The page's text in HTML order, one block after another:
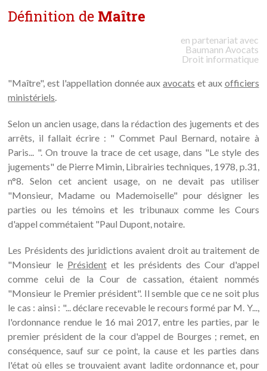
Définition de Maître
en partenariat avec
Baumann Avocats
Droit informatique
"Maître", est l'appellation donnée auxavocats et aux officiers
ministériels.
Selon un ancien usage, dans la rédaction des jugements et des
arrêts, il fallait écrire : " Commet Paul Bernard, notaire à
Paris... ". On trouve la trace de cet usage, dans "Le style des
jugements" de Pierre Mimin, Librairies techniques, 1978, p.31,
n°8. Selon cet ancient usage, on ne devait pas utiliser
"Monsieur, Madame ou Mademoiselle" pour désigner les
parties ou les témoins et les tribunaux comme les Cours
d'appel commétaient "Paul Dupont, notaire.
Les Présidents des juridictions avaient droit au traitement de
"Monsieur le Présidentet les présidents des Cour d'appel
comme celui de la Cour de cassation, étaient nommés
"Monsieur le Premier président". Il semble que ce ne soit plus
le cas : ainsi : "... déclare recevable le recours formé par M. Y...,
l'ordonnance rendue le 16 mai 2017, entre les parties, par le
premier président de la cour d'appel de Bourges ; remet, en
conséquence, sauf sur ce point, la cause et les parties dans
l'état où elles se trouvaient avant ladite ordonnance et, pour